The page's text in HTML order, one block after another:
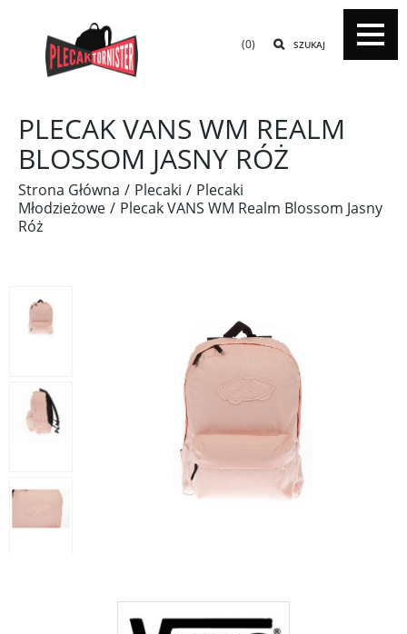
SZUKAJ
(0)
PLECAK VANS WM REALM
BLOSSOM JASNY RÓŻ
Strona Główna Plecaki
Plecaki
Młodzieżowe
Plecak VANS WM Realm Blossom Jasny
Róż